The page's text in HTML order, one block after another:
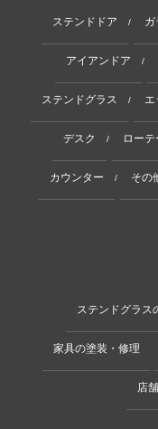
ステンドドア / ガ
アイアンドア /
ステンドグラス / エ
デスク / ロー
カウンター / その
ステンドグラス
家具の塗装・修理
店